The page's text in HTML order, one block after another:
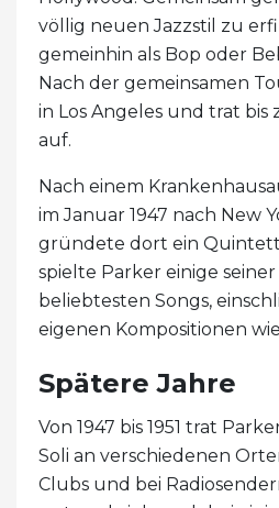
völlig neuen Jazzstil zu
gemeinhin als Bop oder
Nach der gemeinsamen
in Los Angeles und trat bis
auf.
Nach einem
im Januar 1947 nach New
gründete dort ein
spielte Parker einige
beliebtesten Songs,
eigenen Kompositionen
Spätere Jahre
Von 1947 bis 1951 trat
Soli an verschiedenen
Clubs und bei